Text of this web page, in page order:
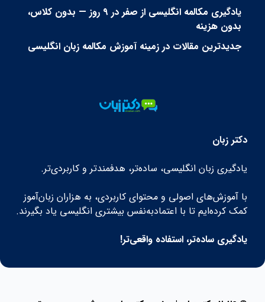
یادگیری مکالمه انگلیسی از صفر در ۹ روز — بدون کلاس،
بدون هزینه
جدیدترین مقالات در زمینه آموزش مکالمه زبان انگلیسی
دکتر زبان
یادگیری زبان انگلیسی، ساده‌تر، هدفمندتر و کاربردی‌تر.
با آموزش‌های اصولی و محتوای کاربردی، به هزاران زبان‌آموز
کمک کرده‌ایم تا با اعتمادبه‌نفس بیشتری انگلیسی یاد بگیرند.
یادگیری ساده‌تر، استفاده واقعی‌تر!